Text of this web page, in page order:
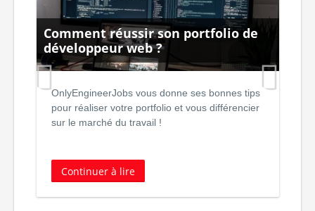
Comment réussir son portfolio de
développeur web ?
OnlyEngineerJobs vous donne ses bonnes tips
pour réaliser votre portfolio et vous différencier
sur le marché du travail !
Continuer à lire